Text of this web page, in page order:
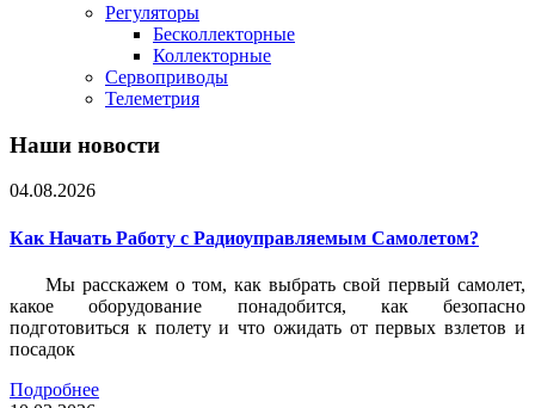
Регуляторы
Бесколлекторные
Коллекторные
Сервоприводы
Телеметрия
Наши новости
04.08.2026
Как Начать Работу с Радиоуправляемым Самолетом?
Мы расскажем о том, как выбрать свой первый самолет,
какое оборудование понадобится, как безопасно
подготовиться к полету и что ожидать от первых взлетов и
посадок
Подробнее